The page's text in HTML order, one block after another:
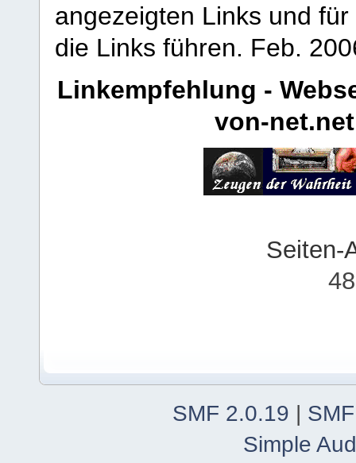
angezeigten Links und
die Links führen. Feb.
Linkempfehlung -
von-net.net
Seiten-
SMF 2.0.19 |
Simple